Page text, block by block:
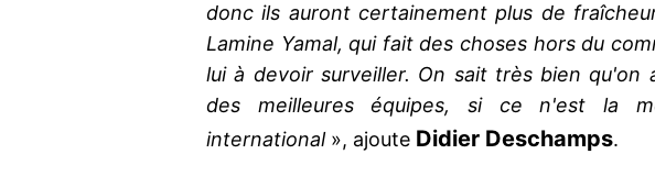
donc ils auront certainement plus de
Lamine Yamal, qui fait des choses hors du
lui à devoir surveiller. On sait très bien qu'on
des meilleures équipes, si ce n'est la
international», ajoute Didier Deschamps.